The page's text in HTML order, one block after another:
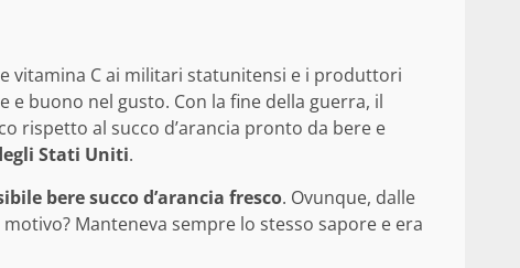
vitamina C ai militari statunitensi e i produttori
e buono nel gusto. Con la fine della guerra, il
rispetto al succo d’arancia pronto da bere e
Stati Uniti.
bere succo d’arancia fresco. Ovunque, dalle
Manteneva sempre lo stesso sapore e era